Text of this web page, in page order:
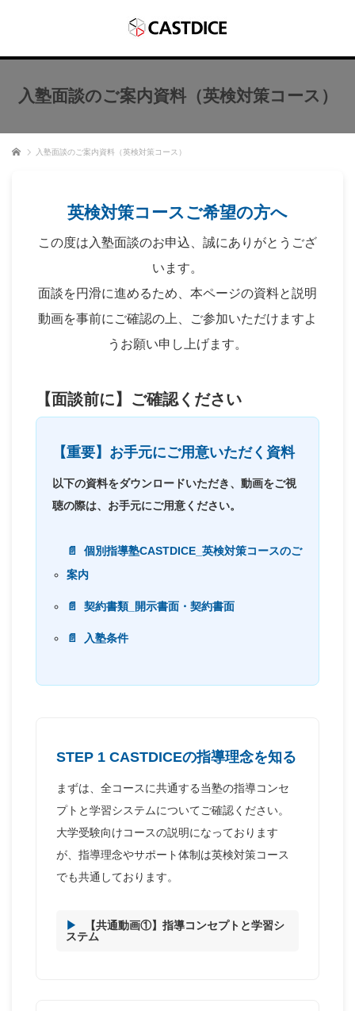
入塾面談のご案内資料（英検対策コース）
ホーム 入塾面談のご案内資料（英検対策コース）
英検対策コースご希望の方へ
この度は入塾面談のお申込、誠にありがとうござ
います。
面談を円滑に進めるため、本ページの資料と説明
動画を事前にご確認の上、ご参加いただけますよ
うお願い申し上げます。
【面談前に】ご確認ください
【重要】お手元にご用意いただく資料
以下の資料をダウンロードいただき、動画をご視
聴の際は、お手元にご用意ください。
個別指導塾CASTDICE_英検対策コースのご
案内
契約書類_開示書面・契約書面
入塾条件
STEP 1 CASTDICEの指導理念を知る
まずは、全コースに共通する当塾の指導コンセ
プトと学習システムについてご確認ください。
大学受験向けコースの説明になっております
が、指導理念やサポート体制は英検対策コース
でも共通しております。
【共通動画①】指導コンセプトと学習シ
ステム